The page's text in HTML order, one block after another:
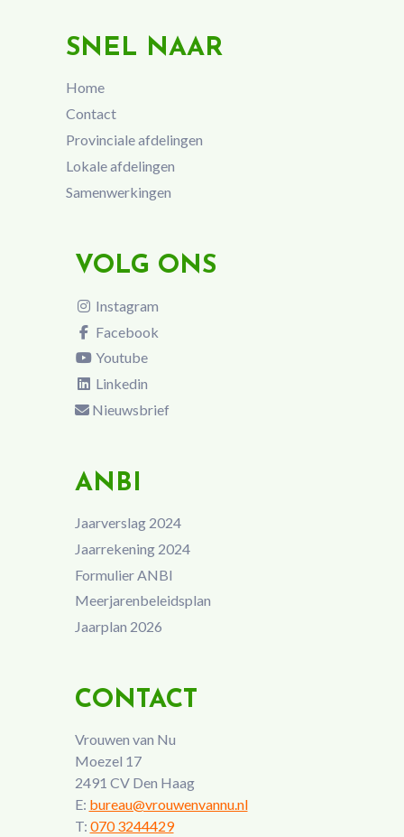
SNEL NAAR
Home
Contact
Provinciale afdelingen
Lokale afdelingen
Samenwerkingen
VOLG ONS
Instagram
Facebook
Youtube
Linkedin
Nieuwsbrief
ANBI
Jaarverslag 2024
Jaarrekening 2024
Formulier ANBI
Meerjarenbeleidsplan
Jaarplan 2026
CONTACT
Vrouwen van Nu
Moezel 17
2491 CV Den Haag
E: bureau@vrouwenvannu.nl
T: 070 3244429